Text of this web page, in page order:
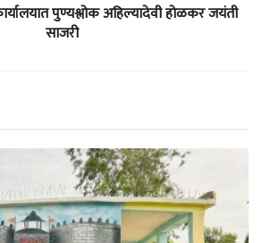
पुण्यश्लोक अहिल्यादेवी होळकर जयंती
साजरी